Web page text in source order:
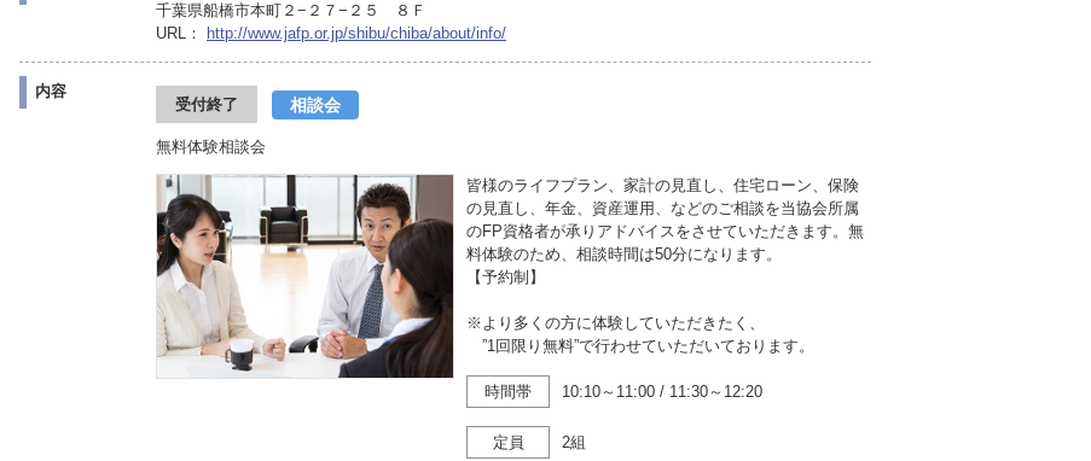
千葉県船橋市本町２−２７−２５ ８Ｆ
URL：
http://www.jafp.or.jp/shibu/chiba/about/info/
内容
受付終了 相談会
無料体験相談会
皆様のライフプラン、家計の見直し、住宅ローン、保険
の見直し、年金、資産運用、などのご相談を当協会所属
のFP資格者が承りアドバイスをさせていただきます。無
料体験のため、相談時間は50分になります。
【予約制】
※より多くの方に体験していただきたく、
”1回限り無料”で行わせていただいております。
時間帯 10:10～11:00 / 11:30～12:20
定員 2組